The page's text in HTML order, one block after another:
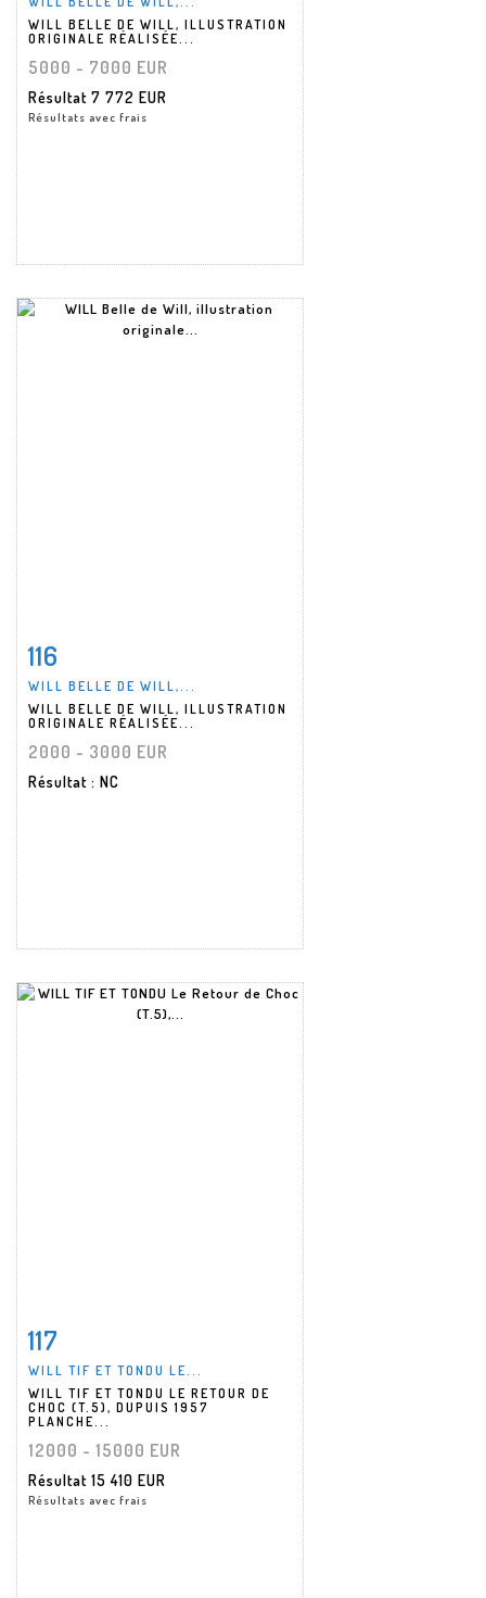
WILL BELLE DE WILL, ILLUSTRATION
ORIGINALE RÉALISÉE...
5000 - 7000 EUR
Résultat 7 772 EUR
Résultats avec frais
Fiche détaillée
116
WILL BELLE DE WILL,...
WILL BELLE DE WILL, ILLUSTRATION
ORIGINALE RÉALISÉE...
2000 - 3000 EUR
Résultat : NC
Fiche détaillée
117
WILL TIF ET TONDU LE...
WILL TIF ET TONDU LE RETOUR DE
CHOC (T.5), DUPUIS 1957
PLANCHE...
12000 - 15000 EUR
Résultat 15 410 EUR
Résultats avec frais